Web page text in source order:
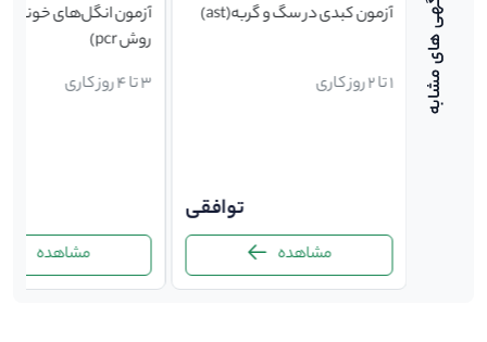
آزمون کبدی در سگ و گربه(ast)
1 تا 2 روز کاری
توافقی
مشاهده
آزمون انگل‌‌‌‌‌های
روش pcr)
3 تا 4 روز کاری
مشاهده